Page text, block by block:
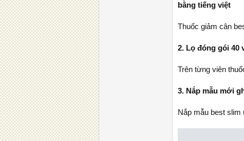
bằng tiếng việt
Thuốc giảm cân
2. Lọ đóng gói 40
Trên từng viên
3. Nắp mẫu mới
Nắp mẫu best slim